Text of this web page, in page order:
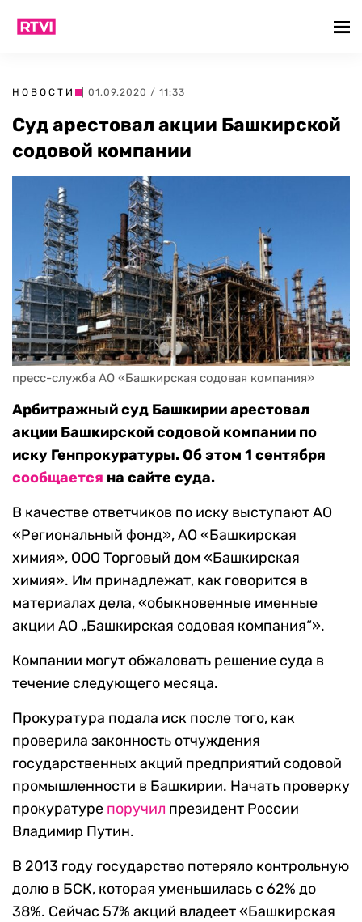
НОВОСТИ | 01.09.2020 / 11:33
Суд арестовал акции Башкирской
содовой компании
пресс-служба АО «Башкирская содовая компания»
Арбитражный суд Башкирии арестовал
акции Башкирской содовой компании по
иску Генпрокуратуры. Об этом 1 сентября
сообщается на сайте суда.
В качестве ответчиков по иску выступают АО
«Региональный фонд», АО «Башкирская
химия», ООО Торговый дом «Башкирская
химия». Им принадлежат, как говорится в
материалах дела, «обыкновенные именные
акции АО „Башкирская содовая компания“».
Компании могут обжаловать решение суда в
течение следующего месяца.
Прокуратура подала иск после того, как
проверила законность отчуждения
государственных акций предприятий содовой
промышленности в Башкирии. Начать проверку
прокуратуре поручил президент России
Владимир Путин.
В 2013 году государство потеряло контрольную
долю в БСК, которая уменьшилась с 62% до
38%. Сейчас 57% акций владеет «Башкирская